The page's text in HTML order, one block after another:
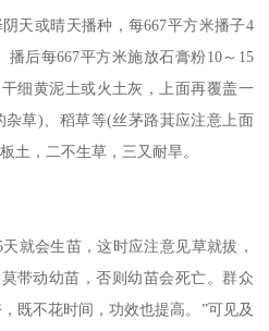
天或晴天播种，每667平方米播子4
播后每667平方米施放石膏粉10～15
细黄泥土或火土灰，上面再覆盖一
草)、稻草等(丝茅路萁应注意上面
土，二不生草，三又耐旱。
就会生苗，这时应注意见草就拔，
带动幼苗，否则幼苗会死亡。群众
既不花时间，功效也提高。”可见及